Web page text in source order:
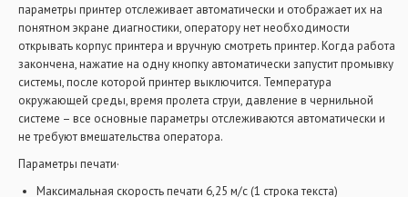
параметры принтер отслеживает автоматически и отображает их на
понятном экране диагностики, оператору нет необходимости
открывать корпус принтера и вручную смотреть принтер. Когда работа
закончена, нажатие на одну кнопку автоматически запустит промывку
системы, после которой принтер выключится. Температура
окружающей среды, время пролета струи, давление в чернильной
системе – все основные параметры отслеживаются автоматически и
не требуют вмешательства оператора.
Параметры печати·
Максимальная скорость печати 6,25 м/с (1 строка текста)